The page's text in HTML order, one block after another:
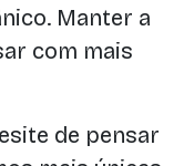
Manter a
com mais
de pensar